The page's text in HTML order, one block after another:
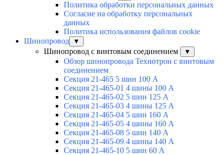
Политика обработки персональных данных
Согласие на обработку персональных
данных
Политика использования файлов cookie
Шинопровод
▼
Шинопровод с винтовым соединением ▼
Обзор шинопровода Технотрон с винтовым
соединением
Секция 21-465 5 шин 100 А
Секция 21-465-01 4 шины 100 А
Секция 21-465-02 5 шин 125 А
Секция 21-465-03 4 шины 125 А
Секция 21-465-04 5 шин 160 А
Секция 21-465-05 4 шины 160 А
Секция 21-465-08 5 шин 140 А
Секция 21-465-09 4 шины 140 А
Секция 21-465-10 5 шин 60 А